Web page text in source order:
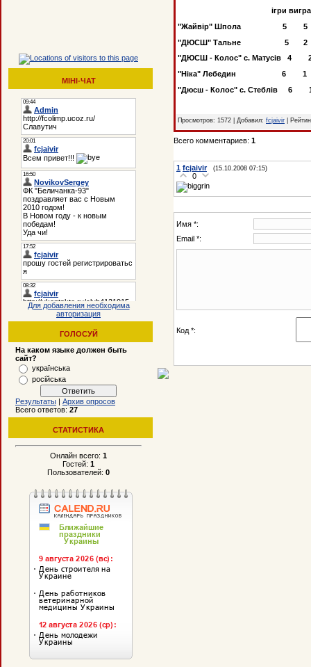
МІНІ-ЧАТ
Для добавления необходима
авторизация
ГОЛОСУЙ
На каком языке должен быть
сайт?
українська
російська
Результаты | Архив опросов
Всего ответов: 27
СТАТИСТИКА
Онлайн всего: 1
Гостей: 1
Пользователей: 0
ігри виграші нічия
"Жайвір" Шпола 5
"ДЮСШ" Тальне
"ДЮСШ - Колос" с.
"Ніка" Лебедин
"Дюсш - Колос" с.
Просмотров: 1572 | Добавил: fcjaivir |
Всего комментариев: 1
1 fcjaivir (15.10.2008 07:15)
0
Имя *:
Email *:
Код *: